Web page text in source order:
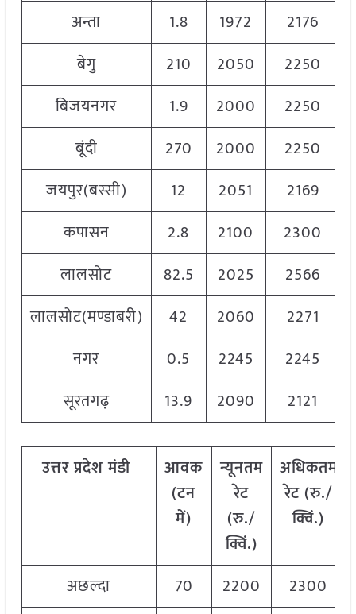
अन्ता
1.8 1972 2176
बेगु
210 2050 2250
बिजयनगर
1.9 2000 2250
बूंदी
270 2000 2250
जयपुर(बस्सी)
12 2051 2169
कपासन
2.8 2100 2300
लालसोट
82.5 2025 2566
लालसोट(मण्डाबरी)
42 2060 2271
नगर
0.5 2245 2245
सूरतगढ़
13.9 2090 2121
उत्तरप्रदेश मंडी
आवक
(टन
में)
न्यूनतम
रेट
(रु./
क्विं.)
अधिकतम
रेट (रु./
क्विं.)
अछल्दा 70 2200 2300